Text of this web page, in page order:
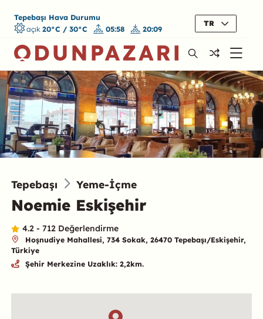
Tepebaşı Hava Durumu
açık 20°C / 30°C 05:58 20:09
TR
Tepebaşı Yeme-İçme
Noemie Eskişehir
4.2 - 712 Değerlendirme
Hoşnudiye Mahallesi, 734 Sokak, 26470 Tepebaşı/Eskişehir,
Türkiye
Şehir Merkezine Uzaklık: 2,2km.